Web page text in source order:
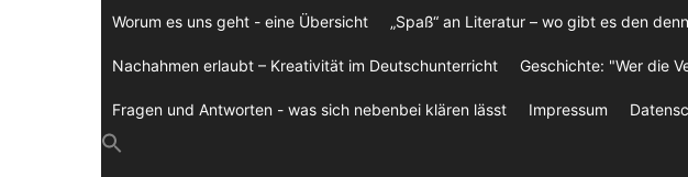
Worum es uns geht - eine Übersicht „Spaß“ an Literatur – wo gibt es den
Nachahmen erlaubt – Kreativität im Deutschunterricht Geschichte: "Wer die
Fragen und Antworten - was sich nebenbei klären lässt Impressum